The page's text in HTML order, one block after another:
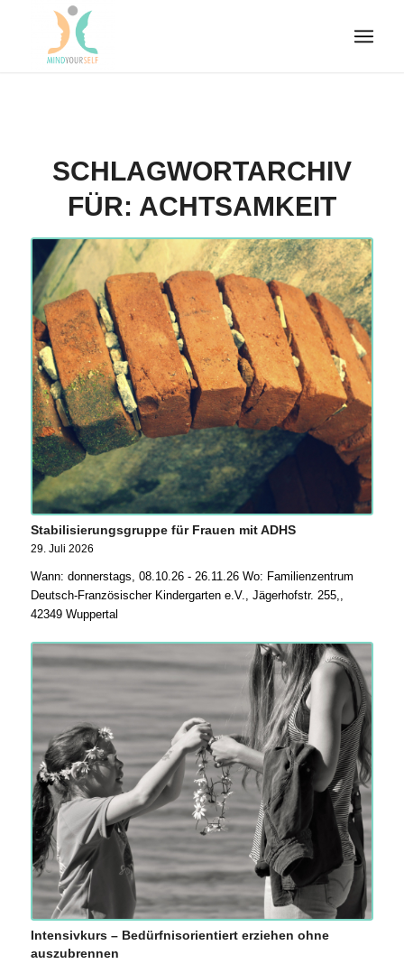
SCHLAGWORTARCHIV
FÜR: ACHTSAMKEIT
Stabilisierungsgruppe für Frauen mit ADHS
29. Juli 2026
Wann: donnerstags, 08.10.26 - 26.11.26 Wo: Familienzentrum
Deutsch-Französischer Kindergarten e.V., Jägerhofstr. 255,,
42349 Wuppertal
Intensivkurs – Bedürfnisorientiert erziehen ohne
auszubrennen